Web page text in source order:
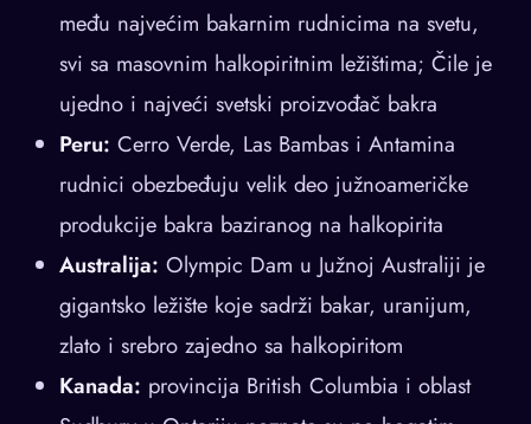
među najvećim bakarnim rudnicima na svetu,
svi sa masovnim halkopiritnim ležištima; Čile je
ujedno i najveći svetski proizvođač bakra
Peru: Cerro Verde, Las Bambas i Antamina
rudnici obezbeđuju velik deo južnoameričke
produkcije bakra baziranog na halkopirita
Australija: Olympic Dam u Južnoj Australiji je
gigantsko ležište koje sadrži bakar, uranijum,
zlato i srebro zajedno sa halkopiritom
Kanada: provincija British Columbia i oblast